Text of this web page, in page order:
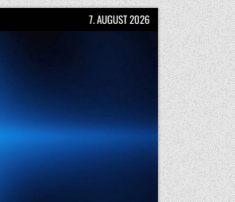
7. AUGUST 2026